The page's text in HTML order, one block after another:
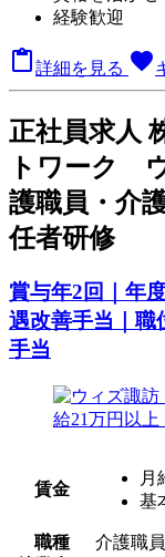
経験歓迎
 詳細を見る favorite
正社員求人
トワーク
護職員・介
任者研修
賞与年2回｜年
遇改善手当｜職
手当
賃金
月
基
職種
介護職